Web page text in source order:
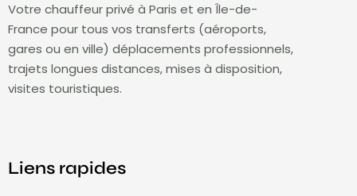
Votre chauffeur privé à Paris et en Île-de-
France pour tous vos transferts (aéroports,
gares ou en ville) déplacements professionnels,
trajets longues distances, mises à disposition,
visites touristiques.
Liens rapides